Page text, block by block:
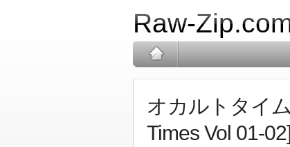
Raw-
オカルトタイ
Times Vol 01-